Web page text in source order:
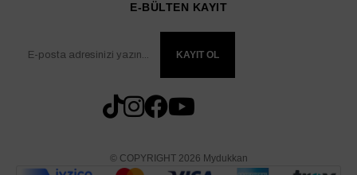
E-BÜLTEN KAYIT
KAYIT OL
© COPYRIGHT 2026 Mydukkan